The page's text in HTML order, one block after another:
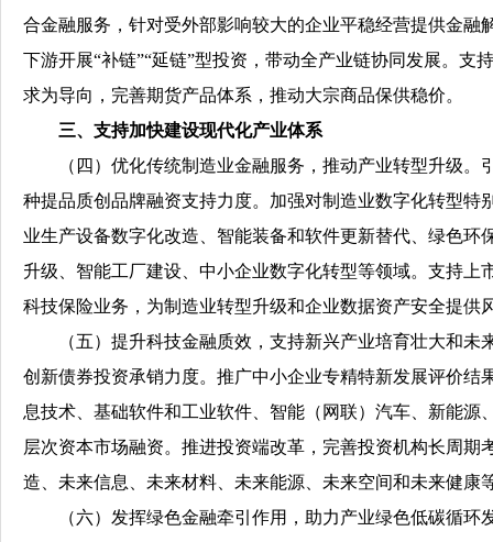
合金融服务，针对受外部影响较大的企业平稳经营提供金
下游开展“补链”“延链”型投资，带动全产业链协同发展。
求为导向，完善期货产品体系，推动大宗商品保供稳价。
三、支持加快建设现代化产业体系
（四）优化传统制造业金融服务，推动产业转型升级。
种提品质创品牌融资支持力度。加强对制造业数字化转型
业生产设备数字化改造、智能装备和软件更新替代、绿色
升级、智能工厂建设、中小企业数字化转型等领域。支持
科技保险业务，为制造业转型升级和企业数据资产安全提供
（五）提升科技金融质效，支持新兴产业培育壮大和未
创新债券投资承销力度。推广中小企业专精特新发展评价
息技术、基础软件和工业软件、智能（网联）汽车、新能
层次资本市场融资。推进投资端改革，完善投资机构长周
造、未来信息、未来材料、未来能源、未来空间和未来健康
（六）发挥绿色金融牵引作用，助力产业绿色低碳循环